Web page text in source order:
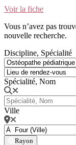
Voir la fiche
Vous n’avez pas
nouvelle recherche.
Discipline, Spécialité
Spécialité, Nom
Ville
Rayon